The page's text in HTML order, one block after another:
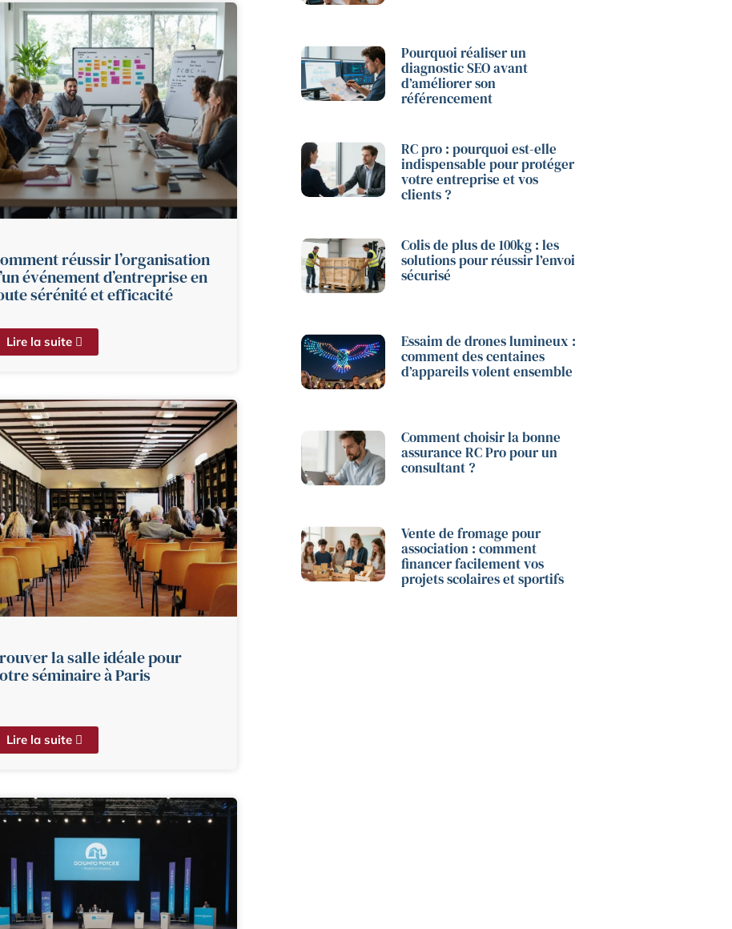
réussir l’organisation
événement d’entreprise en
sérénité et efficacité
Lire la suite
la salle idéale pour
séminaire à Paris
Lire la suite
Pourquoi réaliser un
diagnostic SEO avant
d’améliorer son
référencement
RC pro : pourquoi est-elle
indispensable pour protéger
votre entreprise et vos
clients ?
Colis de plus de 100kg : les
solutions pour réussir l’envoi
sécurisé
Essaim de drones lumineux :
comment des centaines
d’appareils volent ensemble
Comment choisir la bonne
assurance RC Pro pour un
consultant ?
Vente de fromage pour
association : comment
financer facilement vos
projets scolaires et sportifs